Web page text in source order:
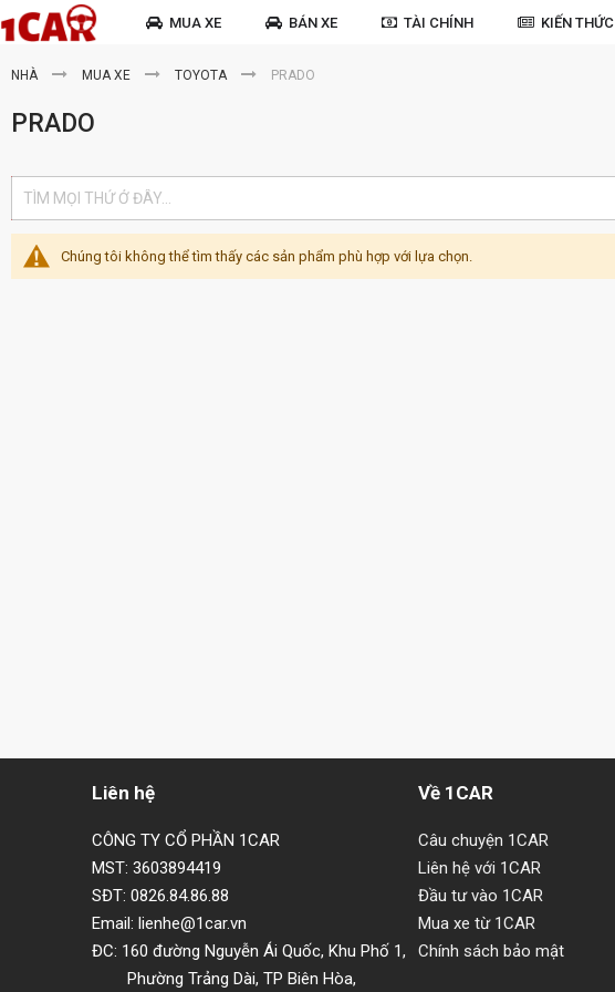
MUA XE BÁN XE TÀI CHÍNH KIẾN THỨC
NHÀ MUA XE TOYOTA PRADO
PRADO
Chúng tôi không thể tìm thấy các sản phẩm phù hợp với lựa chọn.
Liên hệ
CÔNG TY CỔ PHẦN 1CAR
MST: 3603894419
SĐT: 0826.84.86.88
Email: lienhe@1car.vn
ĐC: 160 đường Nguyễn Ái Quốc, Khu Phố 1,
Phường Trảng Dài, TP Biên Hòa,
Về 1CAR
Câu chuyện 1CAR
Liên hệ với 1CAR
Đầu tư vào 1CAR
Mua xe từ 1CAR
Chính sách bảo mật